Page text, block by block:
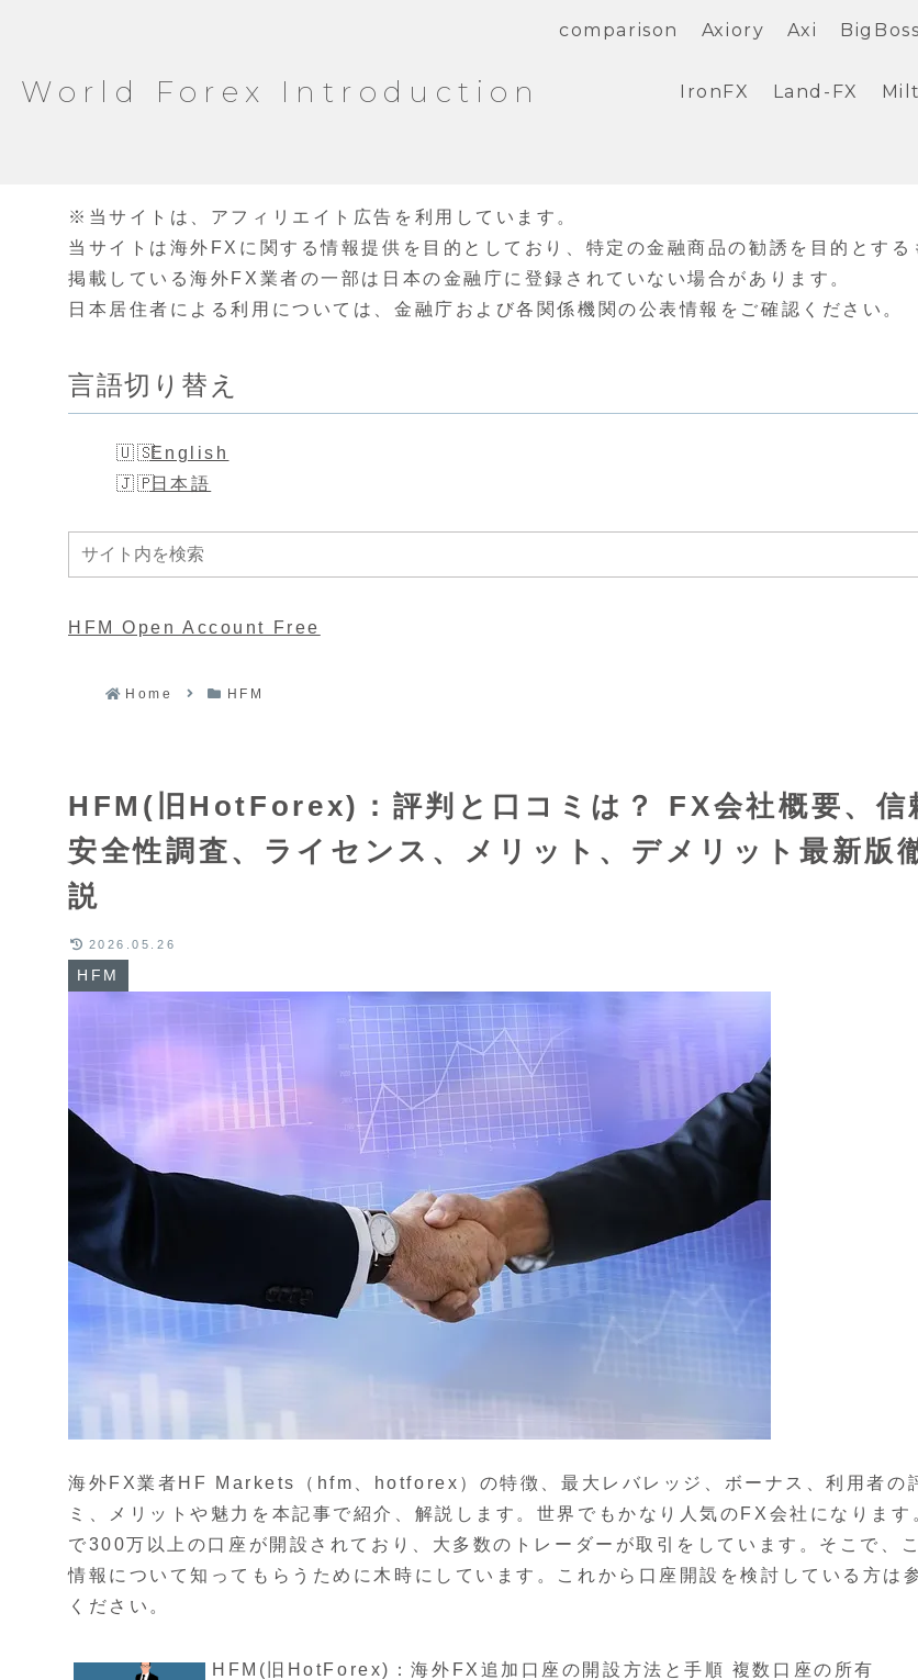
World Forex Introduction
comparison Axiory Axi BigBoss
IronFX Land-FX
※当サイトは、アフィリエイト広告を利用しています。
当サイトは海外FXに関する情報提供を目的としており、特定の金融商品の勧誘を目的とする
掲載している海外FX業者の一部は日本の金融庁に登録されていない場合があります。
日本居住者による利用については、金融庁および各関係機関の公表情報をご確認ください。
言語切り替え
English
日本語
HFM Open Account Free
Home HFM
HFM(旧HotForex)：評判と口コミは？ FX会社概要、信
安全性調査、ライセンス、メリット、デメリット最新版
説
HFM
2026.05.26
海外FX業者HF Markets（hfm、hotforex）の特徴、最大レバレッジ、ボーナス、利用者の
ミ、メリットや魅力を本記事で紹介、解説します。世界でもかなり人気のFX会社になります
で300万以上の口座が開設されており、大多数のトレーダーが取引をしています。そこで、
情報について知ってもらうために木時にしています。これから口座開設を検討している方は
ください。
HFM(旧HotForex)：海外FX追加口座の開設方法と手順 複数口座の所有